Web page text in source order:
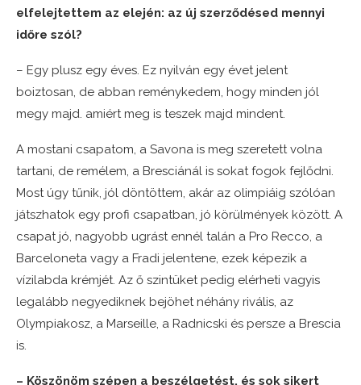
elfelejtettem az elején: az új szerződésed mennyi
időre szól?
– Egy plusz egy éves. Ez nyilván egy évet jelent
boiztosan, de abban reménykedem, hogy minden jól
megy majd. amiért meg is teszek majd mindent.
A mostani csapatom, a Savona is meg szeretett volna
tartani, de remélem, a Bresciánál is sokat fogok fejlődni.
Most úgy tűnik, jól döntöttem, akár az olimpiáig szólóan
játszhatok egy profi csapatban, jó körülmények között. A
csapat jó, nagyobb ugrást ennél talán a Pro Recco, a
Barceloneta vagy a Fradi jelentene, ezek képezik a
vízilabda krémjét. Az ő szintüket pedig elérheti vagyis
legalább negyediknek bejöhet néhány rivális, az
Olympiakosz, a Marseille, a Radnicski és persze a Brescia
is.
– Köszönöm szépen a beszélgetést, és sok sikert